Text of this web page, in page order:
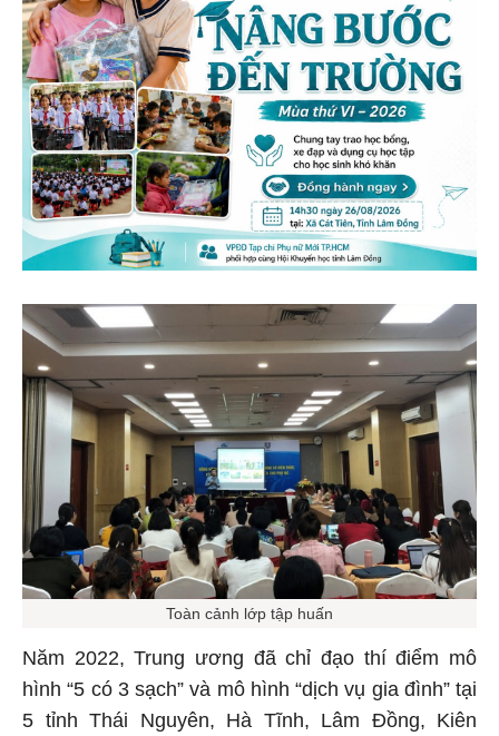
Toàn cảnh lớp tập huấn
Năm 2022, Trung ương đã chỉ đạo thí điểm mô
hình “5 có 3 sạch” và mô hình “dịch vụ gia đình” tại
5 tỉnh Thái Nguyên, Hà Tĩnh, Lâm Đồng, Kiên